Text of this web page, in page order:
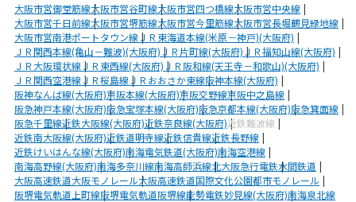
大阪市営御堂筋線大阪市営谷町線大阪市営四つ橋線大阪市営中央線
大阪市営千日前線大阪市営堺筋線大阪市営今里筋線大阪市営長堀鶴見緑地線
大阪市営南港ポートタウン線ＪＲ東海道本線(米原－神戸)(大阪府)
ＪＲ関西本線(亀山－難波)(大阪府)ＪＲ片町線(大阪府)ＪＲ福知山線(大阪府)
ＪＲ大阪環状線ＪＲ東西線(大阪府)ＪＲ阪和線(天王寺－和歌山)(大阪府)
ＪＲ関西空港線ＪＲ桜島線ＪＲおおさか東線阪神本線(大阪府)
阪神なんば線(大阪府)京阪本線(大阪府)京阪交野線京阪中之島線
阪急神戸本線(大阪府)阪急宝塚本線(大阪府)阪急京都本線(大阪府)阪急箕面線
阪急千里線近鉄大阪線(大阪府)近鉄奈良線(大阪府)近鉄難波線
近鉄南大阪線(大阪府)近鉄道明寺線近鉄信貴線近鉄長野線
近鉄けいはんな線(大阪府)南海電気鉄道(大阪府)南海空港線
南海高野線(大阪府)南海多奈川線南海高師浜線北大阪急行電鉄水間鉄道
大阪高速鉄道大阪モノレール大阪高速鉄道国際文化公園都市モノレール
阪堺電気軌道上町線阪堺電気軌道阪堺線能勢電鉄妙見線(大阪府)南海泉北線